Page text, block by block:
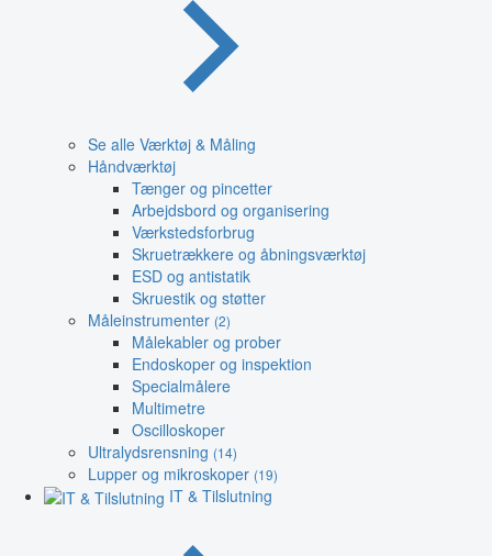
Se alle Værktøj & Måling
Håndværktøj
Tænger og pincetter
Arbejdsbord og organisering
Værkstedsforbrug
Skruetrækkere og åbningsværktøj
ESD og antistatik
Skruestik og støtter
Måleinstrumenter (2)
Målekabler og prober
Endoskoper og inspektion
Specialmålere
Multimetre
Oscilloskoper
Ultralydsrensning (14)
Lupper og mikroskoper (19)
IT & Tilslutning